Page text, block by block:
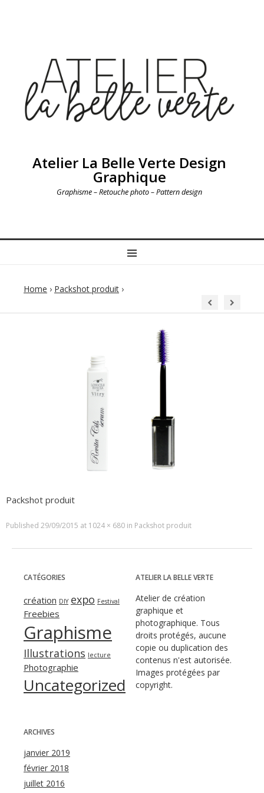
Atelier La Belle Verte Design
Graphique
Graphisme – Retouche photo – Pattern design
MENU
Home › Packshot produit ›
Packshot produit
Published 29/09/2015 at 1024 × 680 in Packshot produit
CATÉGORIES
création DIY expo Festival
Freebies
Graphisme
Illustrations lecture
Photographie
Uncategorized
ATELIER LA BELLE VERTE
Atelier de création
graphique et
photographique. Tous
droits protégés, aucune
copie ou duplication des
contenus n'est autorisée.
Images protégées par
copyright.
ARCHIVES
janvier 2019
février 2018
juillet 2016